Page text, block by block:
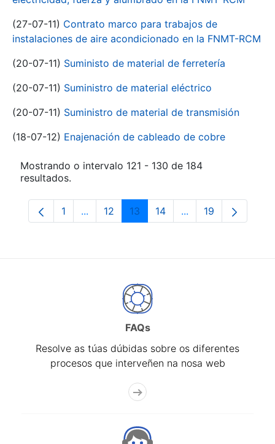
(27-07-11) Contrato marco para trabajos de
instalaciones de aire acondicionado en la FNMT-RCM
(20-07-11) Suministo de material de ferretería
(20-07-11) Suministro de material eléctrico
(20-07-11) Suministro de material de transmisión
(18-07-12) Enajenación de cableado de cobre
Mostrando o intervalo 121 - 130 de 184
resultados.
Páxina
1 ...Páxinas intermedias Use pestaña para
Páxina
12 Páxina
13 Páxina
14 ...PáxinasPáxina
19
FAQs
Resolve as túas dúbidas sobre os diferentes
procesos que interveñen na nosa web